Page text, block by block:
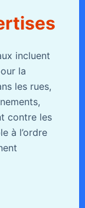
incluent
la
les rues,
contre les
à l’ordre